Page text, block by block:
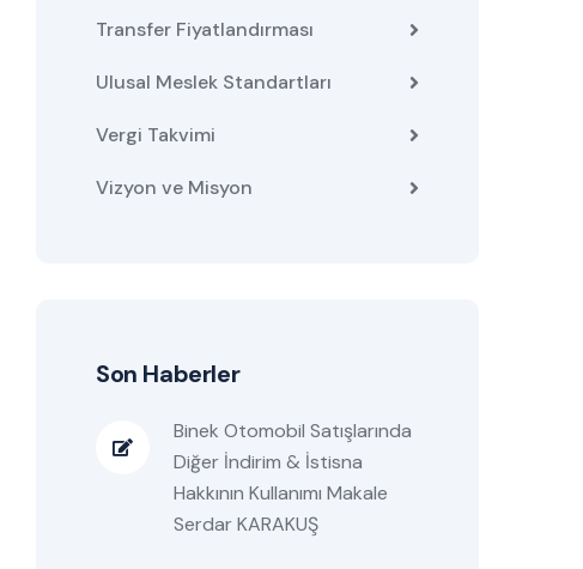
Transfer Fiyatlandırması
Ulusal Meslek Standartları
Vergi Takvimi
Vizyon ve Misyon
Son Haberler
Binek Otomobil Satışlarında
Diğer İndirim & İstisna
Hakkının Kullanımı Makale
Serdar KARAKUŞ